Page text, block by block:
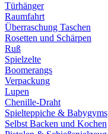
Türhänger
Raumfahrt
Überraschung Taschen
Rosetten und Schärpen
Ruß
Spielzelte
Boomerangs
Verpackung
Lupen
Chenille-Draht
Spielteppiche & Babygyms
Selbst Backen und Kochen